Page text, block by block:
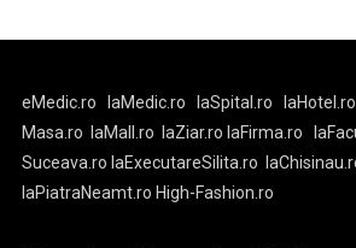
eMedic.ro laMedic.ro laSpital.ro laHotel.ro
Masa.ro
laMall.ro laZiar.ro laFirma.ro
Suceava.ro laExecutareSilita.ro
laPiatraNeamt.ro High-Fashion.ro